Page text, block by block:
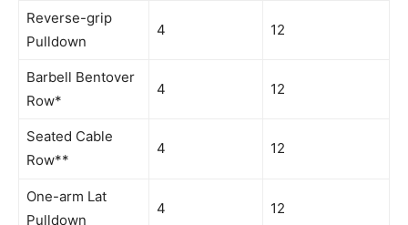
Reverse-grip
Pulldown
4 12
Barbell Bentover
Row*
4 12
Seated Cable
Row**
4 12
One-arm Lat
Pulldown
4 12